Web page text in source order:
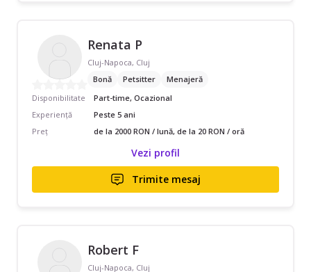
Renata P
Cluj-Napoca, Cluj
Bonă
Petsitter
Menajeră
Disponibilitate
Part-time, Ocazional
Experiență
Peste 5 ani
Preț
de la 2000 RON / lună, de la 20 RON / oră
Vezi profil
Trimite mesaj
Robert F
Cluj-Napoca, Cluj